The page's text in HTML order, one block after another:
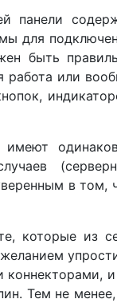
панели
для
быть
работа или
в том,
которые из
коннекторами,
Тем не менее,